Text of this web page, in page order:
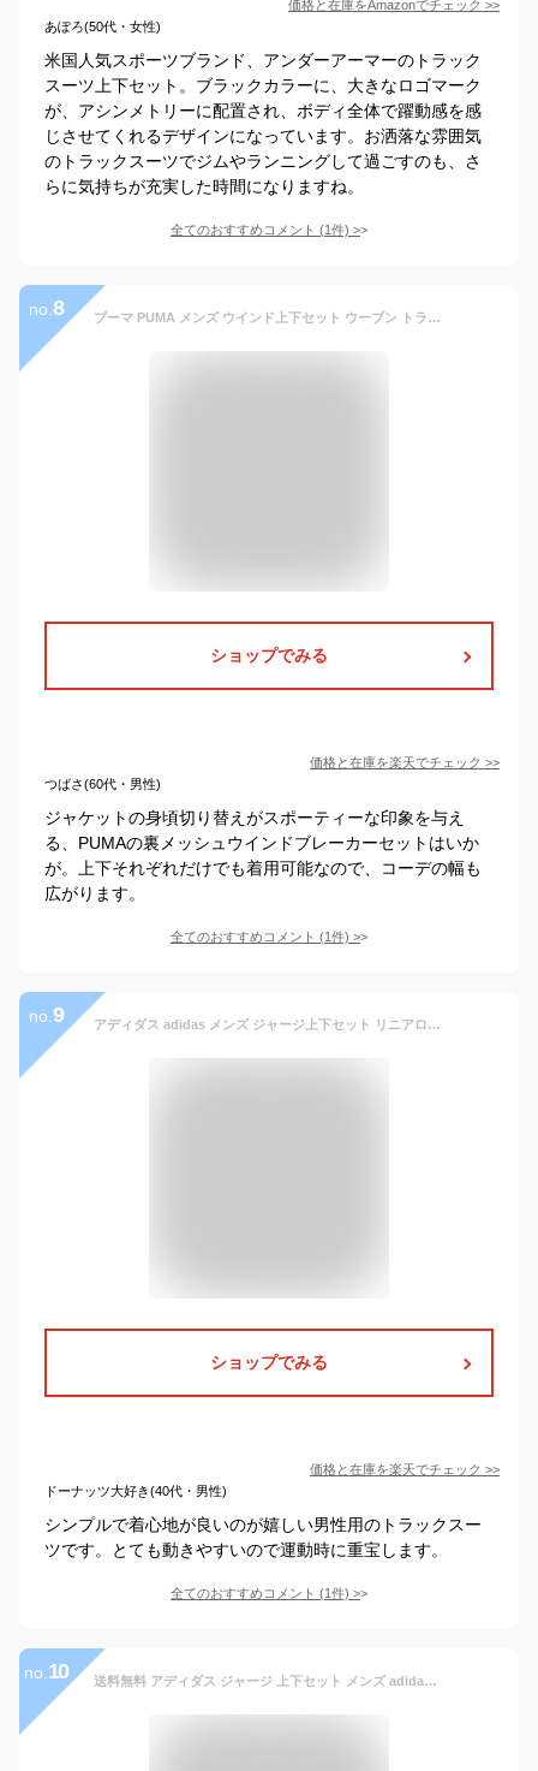
価格と在庫をAmazonでチェック >>
あぽろ(50代・女性)
米国人気スポーツブランド、アンダーアーマーのトラック
スーツ上下セット。ブラックカラーに、大きなロゴマーク
が、アシンメトリーに配置され、ボディ全体で躍動感を感
じさせてくれるデザインになっています。お洒落な雰囲気
のトラックスーツでジムやランニングして過ごすのも、さ
らに気持ちが充実した時間になりますね。
全てのおすすめコメント (1件) >
no. 8 プーマ PUMA メンズ ウインド上下セット ウーブン トラックスーツ_ 678442 （プーマネイビー）
ショップでみる
価格と在庫を楽天でチェック >>
つばさ(60代・男性)
ジャケットの身頃切り替えがスポーティーな印象を与え
る、PUMAの裏メッシュウインドブレーカーセットはいか
が。上下それぞれだけでも着用可能なので、コーデの幅も
広がります。
全てのおすすめコメント (1件) >
no. 9 アディダス adidas メンズ ジャージ上下セット リニアロゴ トリコット トラックスーツ(ジャージ上下) HZ2219 （レジェンドインク/ホワイト）
ショップでみる
価格と在庫を楽天でチェック >>
ドーナッツ大好き(40代・男性)
シンプルで着心地が良いのが嬉しい男性用のトラックスー
ツです。とても動きやすいので運動時に重宝します。
全てのおすすめコメント (1件) >
no. 10 送料無料 アディダス ジャージ 上下セット メンズ adidas ウーブン トラックスーツ セットアップ 裏メッシュ ジャケット パンツ スポーツウェア トレーニング 男性 上下組/DUC68